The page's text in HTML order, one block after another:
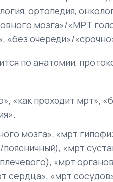
ортопедия,
мозга»/«МРТ
«без очереди»/
по анатомии,
«как проходит мрт»,
мозга», «мрт
«мрт
«мрт
сердца», «мрт